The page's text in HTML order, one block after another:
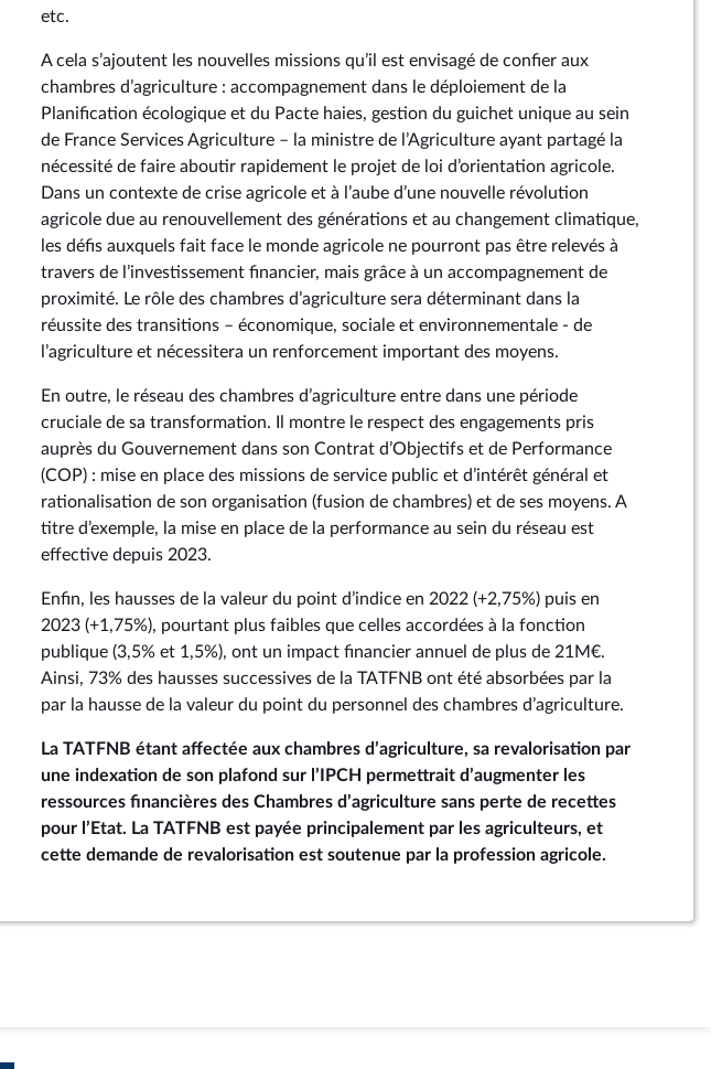
etc.
A cela s’ajoutent les nouvelles missions qu’il est envisagé de confier aux
chambres d’agriculture : accompagnement dans le déploiement de la
Planification écologique et du Pacte haies, gestion du guichet unique au sein
de France Services Agriculture – la ministre de l’Agriculture ayant partagé la
nécessité de faire aboutir rapidement le projet de loi d’orientation agricole.
Dans un contexte de crise agricole et à l’aube d’une nouvelle révolution
agricole due au renouvellement des générations et au changement climatique,
les défis auxquels fait face le monde agricole ne pourront pas être relevés à
travers de l’investissement financier, mais grâce à un accompagnement de
proximité. Le rôle des chambres d’agriculture sera déterminant dans la
réussite des transitions – économique, sociale et environnementale - de
l’agriculture et nécessitera un renforcement important des moyens.
En outre, le réseau des chambres d’agriculture entre dans une période
cruciale de sa transformation. Il montre le respect des engagements pris
auprès du Gouvernement dans son Contrat d’Objectifs et de Performance
(COP) : mise en place des missions de service public et d’intérêt général et
rationalisation de son organisation (fusion de chambres) et de ses moyens. A
titre d’exemple, la mise en place de la performance au sein du réseau est
effective depuis 2023.
Enfin, les hausses de la valeur du point d’indice en 2022 (+2,75%) puis en
2023 (+1,75%), pourtant plus faibles que celles accordées à la fonction
publique (3,5% et 1,5%), ont un impact financier annuel de plus de 21M€.
Ainsi, 73% des hausses successives de la TATFNB ont été absorbées par la
par la hausse de la valeur du point du personnel des chambres d’agriculture.
La TATFNB étant affectée aux chambres d’agriculture, sa revalorisation par
une indexation de son plafond sur l’IPCH permettrait d’augmenter les
ressources financières des Chambres d’agriculture sans perte de recettes
pour l’Etat. La TATFNB est payée principalement par les agriculteurs, et
cette demande de revalorisation est soutenue par la profession agricole.